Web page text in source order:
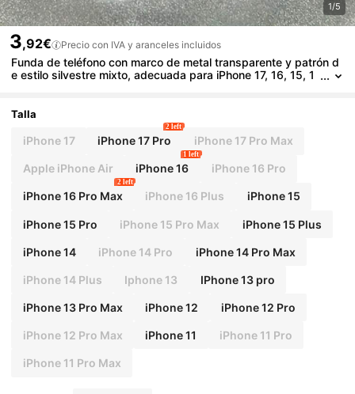
1/5
3,92€ Precio con IVA y aranceles incluidos
Funda de teléfono con marco de metal transparente y patrón d
e estilo silvestre mixto, adecuada para iPhone 17, 16, 15, 1
de las mascotas y entusiastas de la tecnología
Talla
iPhone 17 iPhone 17 Pro
2 left
iPhone 17 Pro Max
Apple iPhone Air iPhone 16
1 left
iPhone 16 Pro
iPhone 16 Pro Max
2 left
iPhone 16 Plus iPhone 15
iPhone 15 Pro iPhone 15 Pro Max iPhone 15 Plus
iPhone 14 iPhone 14 Pro iPhone 14 Pro Max
iPhone 14 Plus Iphone 13 IPhone 13 pro
iPhone 13 Pro Max iPhone 12 iPhone 12 Pro
iPhone 12 Pro Max iPhone 11 iPhone 11 Pro
iPhone 11 Pro Max